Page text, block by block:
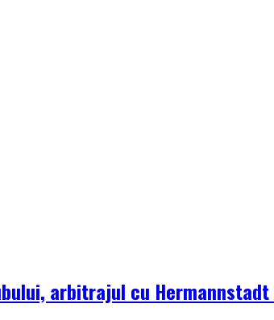
arbitrajul cu